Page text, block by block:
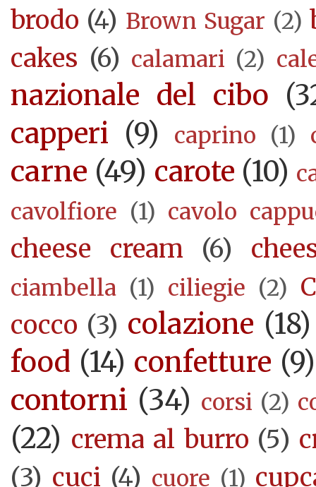
brodo (4) Brown Sugar (2)
cakes (6) calamari (2)
nazionale del cibo
capperi (9) caprino (1)
carne (49) carote (10)
cavolfiore (1) cavolo
cheese cream (6)
ciambella (1) ciliegie (2)
cocco (3) colazione (18)
food (14) confetture (9)
contorni (34) corsi (2)
(22) crema al burro (5)
(3) cuci (4) cuore (1)